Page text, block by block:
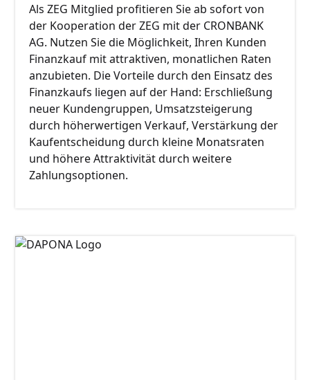
Als ZEG Mitglied profitieren Sie ab sofort von
der Kooperation der ZEG mit der CRONBANK
AG. Nutzen Sie die Möglichkeit, Ihren Kunden
Finanzkauf mit attraktiven, monatlichen Raten
anzubieten. Die Vorteile durch den Einsatz des
Finanzkaufs liegen auf der Hand: Erschließung
neuer Kundengruppen, Umsatzsteigerung
durch höherwertigen Verkauf, Verstärkung der
Kaufentscheidung durch kleine Monatsraten
und höhere Attraktivität durch weitere
Zahlungsoptionen.